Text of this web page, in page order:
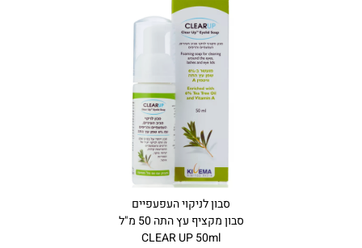
סבון לניקוי העפעפיים
סבון‏ ‏מקציף עץ התה 50 מ"ל
CLEAR UP 50ml